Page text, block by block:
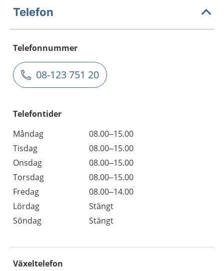
Telefon
Telefonnummer
08-123 751 20
Telefontider
Måndag
08.00–15.00
Tisdag
08.00–15.00
Onsdag
08.00–15.00
Torsdag
08.00–15.00
Fredag
08.00–14.00
Lördag
Stängt
Söndag
Stängt
Växeltelefon